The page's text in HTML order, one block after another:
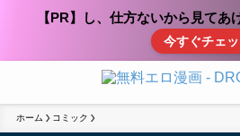
【PR】し、仕方ないから見て
今すぐチェッ
ホーム コミック